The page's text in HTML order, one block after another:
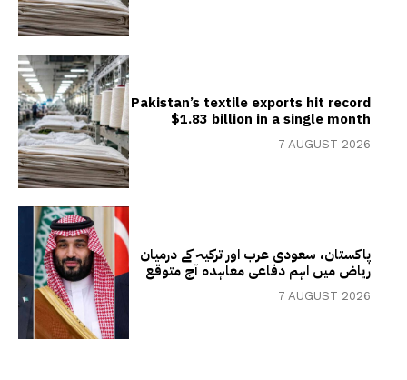
Pakistan’s textile exports hit record
$1.83 billion in a single month
7 AUGUST 2026
پاکستان، سعودی عرب اور ترکیہ کے درمیان
ریاض میں اہم دفاعی معاہدہ آج متوقع
7 AUGUST 2026